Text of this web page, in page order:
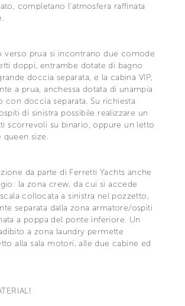
completano l'atmosfera raffinata
verso prua si incontrano due comode
doppi, entrambe dotate di bagno
doccia separata, e la cabina VIP,
a prua, anchessa dotata di unampia
con doccia separata. Su richiesta
di sinistra possibile realizzare un
scorrevoli su binario, oppure un letto
queen size.
da parte di Ferretti Yachts anche
la zona crew, da cui si accede
collocata a sinistra nel pozzetto,
separata dalla zona armatore/ospiti
a poppa del ponte inferiore. Un
a zona laundry permette
alla sala motori, alle due cabine ed